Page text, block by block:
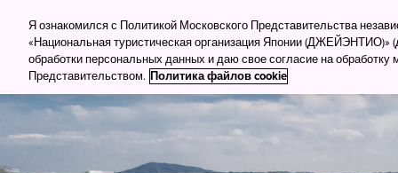
Для туркомпаний Для прессы Деловой
Куда
Я ознакомился с Политикой Московского Представительства
«Национальная туристическая организация Японии (ДЖЕЙЭНТИО)»
обработки персональных данных и даю свое согласие на
Представительством. Политика файлов cookie